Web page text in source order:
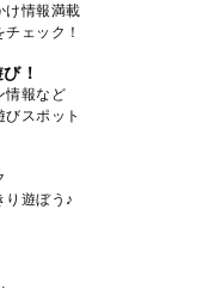
け情報満載
ェック！
！
情報など
スポット
り遊ぼう♪